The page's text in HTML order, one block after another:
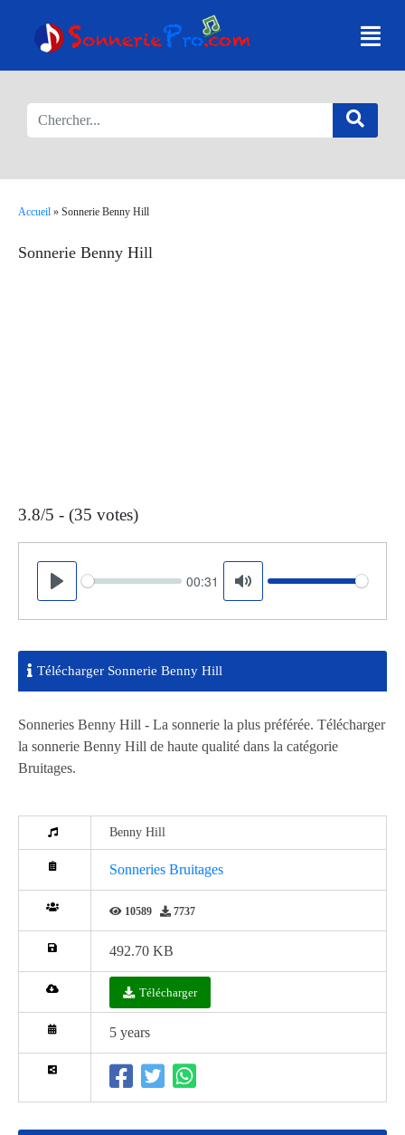
Accueil » Sonnerie Benny Hill
Sonnerie Benny Hill
3.8/5 - (35 votes)
Play
Seek 00:31
Mute
Volume
Télécharger Sonnerie Benny Hill
Sonneries Benny Hill - La sonnerie la plus préférée. Télécharger
la sonnerie Benny Hill de haute qualité dans la catégorie
Bruitages.
Benny Hill
Sonneries Bruitages
10589 7737
492.70 KB
Télécharger
5 years